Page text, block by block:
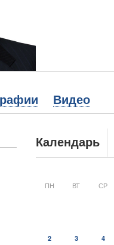
Видео
Календарь
ПН ВТ СР
2 3 4